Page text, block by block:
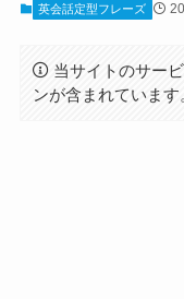
英会話定型フレーズ
当サイトのサー
ンが含まれています